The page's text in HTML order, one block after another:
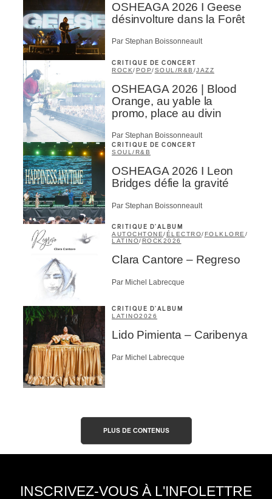
OSHEAGA 2026 I Geese
désinvolture dans la Forêt
Par Stephan Boissonneault
CRITIQUE DE CONCERT
ROCK/POP/SOUL/R&B /JAZZ
OSHEAGA 2026 | Blood
Orange, au yable la
promo, place au divin
Par Stephan Boissonneault
CRITIQUE DE CONCERT
SOUL/R&B
OSHEAGA 2026 I Leon
Bridges défie la gravité
Par Stephan Boissonneault
CRITIQUE D'ALBUM
AUTOCHTONE/ ÉLECTRO/ FOLKLORE/
LATINO/ ROCK2026
Clara Cantore – Regreso
Par Michel Labrecque
CRITIQUE D'ALBUM
LATINO2026
Lido Pimienta – Caribenya
Par Michel Labrecque
PLUS DE CONTENUS
INSCRIVEZ-VOUS À L'INFOLETTRE